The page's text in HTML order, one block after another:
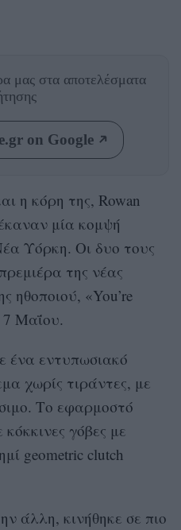
μας στα αποτελέσματα
on Google
η κόρη της, Rowan
μία κομψή
Υόρκη. Οι δυο τους
της νέας
ηθοποιού, «You’re
Μαΐου.
ένα εντυπωσιακό
χωρίς τιράντες, με
Το εφαρμοστό
γόβες με
geometric clutch
άλλη, κινήθηκε σε πιο